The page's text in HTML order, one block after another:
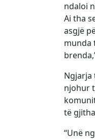
ndaloi
Ai tha
asgjë
munda
Ngjarja
njohur
të
“Unë